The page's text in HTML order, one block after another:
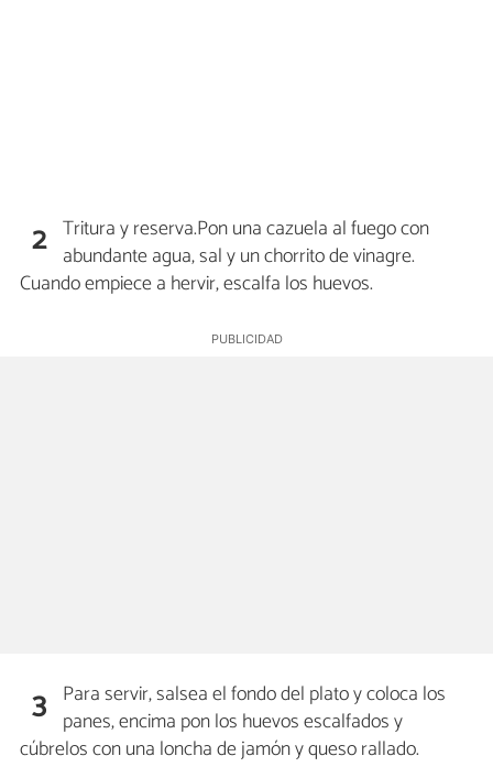
2 Tritura y reserva.Pon una cazuela al fuego con
abundante agua, sal y un chorrito de vinagre.
Cuando empiece a hervir, escalfa los huevos.
3 Para servir, salsea el fondo del plato y coloca los
panes, encima pon los huevos escalfados y
cúbrelos con una loncha de jamón y queso rallado.